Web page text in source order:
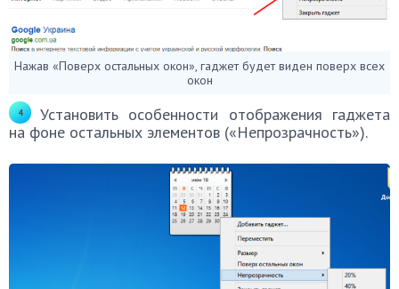
Нажав «Поверх остальных окон», гаджет будет виден поверх всех
окон
Установить особенности отображения гаджета
на фоне остальных элементов («Непрозрачность»).